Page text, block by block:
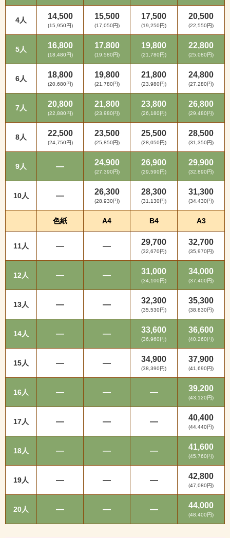
4人 14,500
(15,950円)
15,500
(17,050円)
17,500
(19,250円)
20,500
(22,550円)
5人 16,800
(18,480円)
17,800
(19,580円)
19,800
(21,780円)
22,800
(25,080円)
6人 18,800
(20,680円)
19,800
(21,780円)
21,800
(23,980円)
24,800
(27,280円)
7人 20,800
(22,880円)
21,800
(23,980円)
23,800
(26,180円)
26,800
(29,480円)
8人 22,500
(24,750円)
23,500
(25,850円)
25,500
(28,050円)
28,500
(31,350円)
9人 — 24,900
(27,390円)
26,900
(29,590円)
29,900
(32,890円)
10人 — 26,300
(28,930円)
28,300
(31,130円)
31,300
(34,430円)
色紙 A4 B4 A3
11人 — — 29,700
(32,670円)
32,700
(35,970円)
12人 — — 31,000
(34,100円)
34,000
(37,400円)
13人 — — 32,300
(35,530円)
35,300
(38,830円)
14人 — — 33,600
(36,960円)
36,600
(40,260円)
15人 — — 34,900
(38,390円)
37,900
(41,690円)
16人 — — — 39,200
(43,120円)
17人 — — — 40,400
(44,440円)
18人 — — — 41,600
(45,760円)
19人 — — — 42,800
(47,080円)
20人 — — — 44,000
(48,400円)